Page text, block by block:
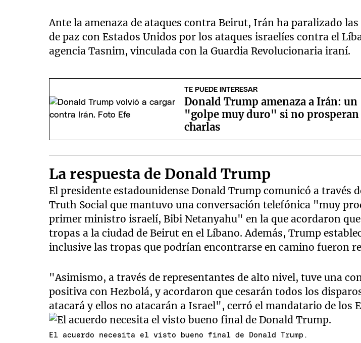
Ante la amenaza de ataques contra Beirut, Irán ha paralizado las
de paz con Estados Unidos por los ataques israelíes contra el
agencia Tasnim, vinculada con la Guardia Revolucionaria iraní.
TE PUEDE INTERESAR
Donald Trump amenaza a Irán: un
"golpe muy duro" si no prosperan
charlas
La respuesta de Donald Trump
El presidente estadounidense Donald Trump comunicó a través
Truth Social que mantuvo una conversación telefónica "muy
primer ministro israelí, Bibi Netanyahu" en la que acordaron
tropas a la ciudad de Beirut en el Líbano. Además, Trump
inclusive las tropas que podrían encontrarse en camino fueron
"Asimismo, a través de representantes de alto nivel, tuve una
positiva con Hezbolá, y acordaron que cesarán todos los
atacará y ellos no atacarán a Israel", cerró el mandatario de los
El acuerdo necesita el visto bueno final de Donald Trump.